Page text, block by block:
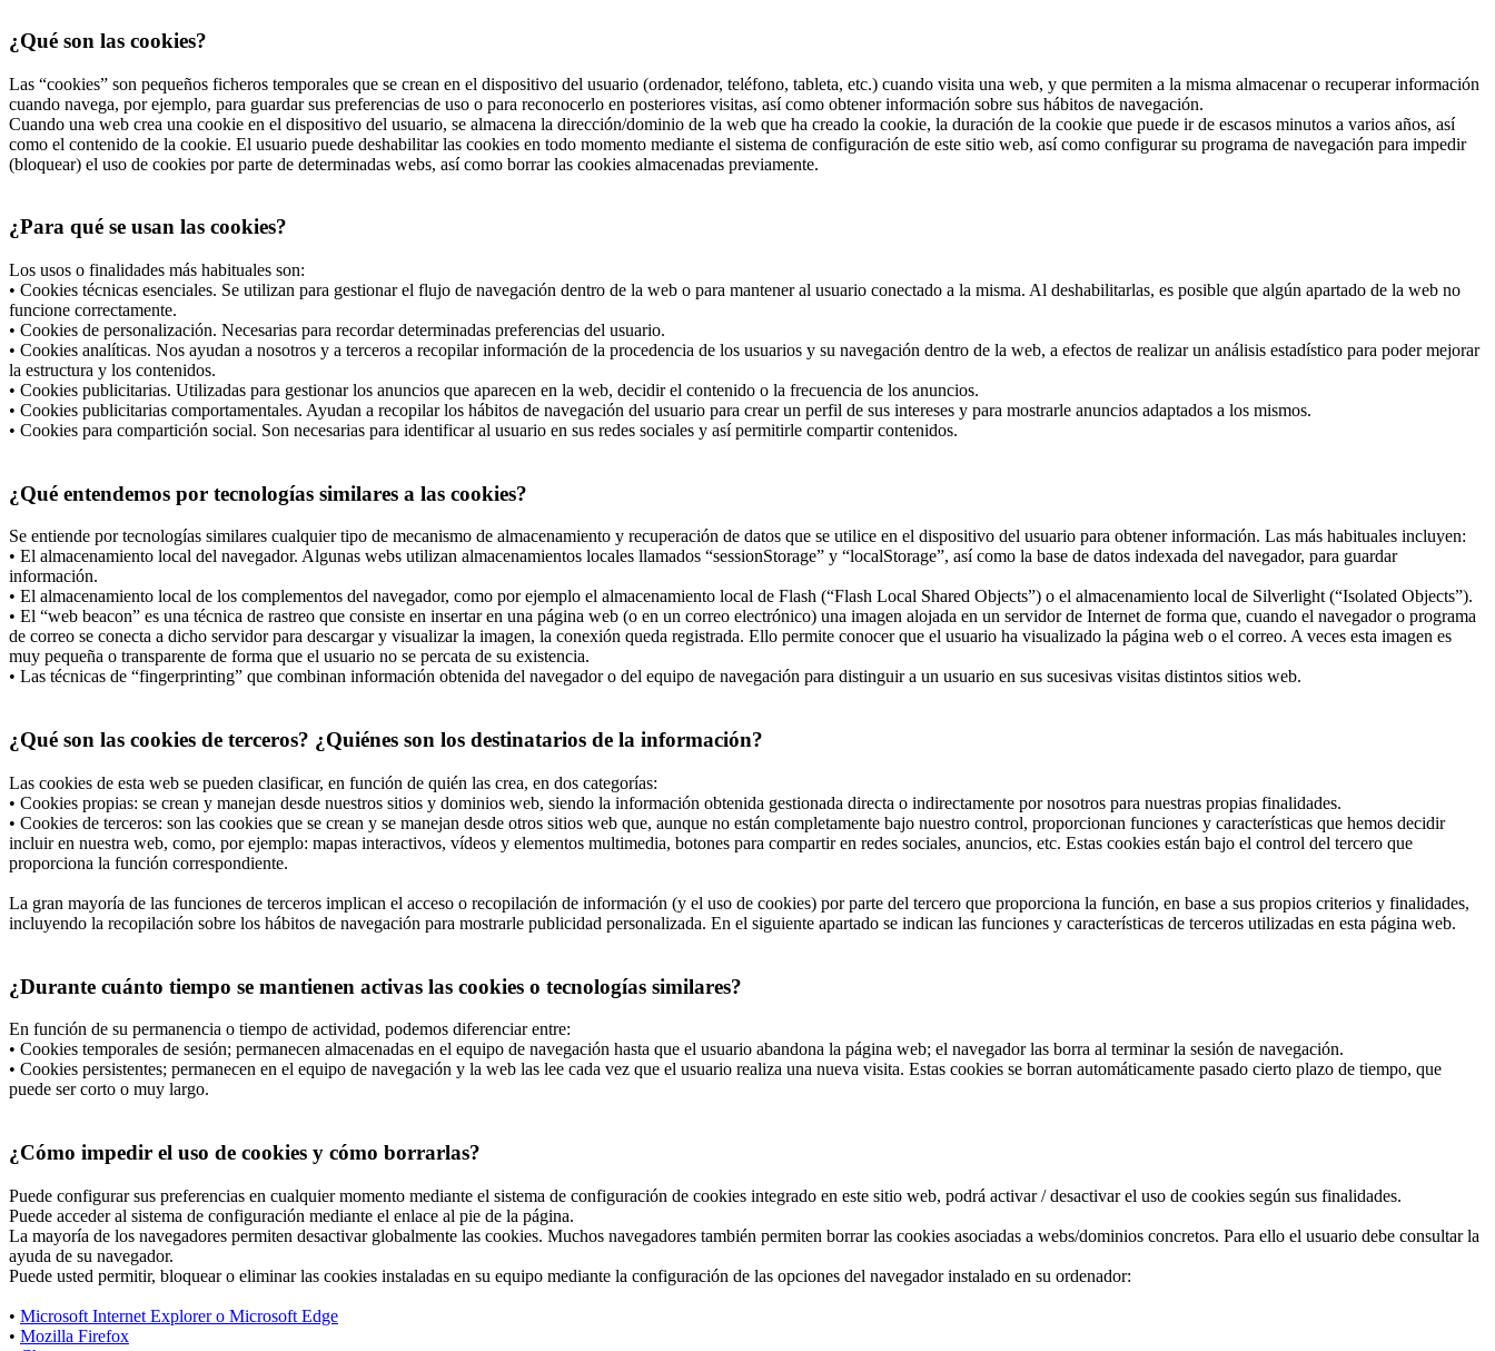
¿Qué son las cookies?
Las “cookies” son pequeños ficheros temporales que se crean en el dispositivo del usuario (ordenador, teléfono, tableta, etc.) cuando visita una web, y que permiten a la misma almacenar o recuperar información
cuando navega, por ejemplo, para guardar sus preferencias de uso o para reconocerlo en posteriores visitas, así como obtener información sobre sus hábitos de navegación.
Cuando una web crea una cookie en el dispositivo del usuario, se almacena la dirección/dominio de la web que ha creado la cookie, la duración de la cookie que puede ir de escasos minutos a varios años, así
como el contenido de la cookie. El usuario puede deshabilitar las cookies en todo momento mediante el sistema de configuración de este sitio web, así como configurar su programa de navegación para impedir
(bloquear) el uso de cookies por parte de determinadas webs, así como borrar las cookies almacenadas previamente.
¿Para qué se usan las cookies?
Los usos o finalidades más habituales son:
• Cookies técnicas esenciales. Se utilizan para gestionar el flujo de navegación dentro de la web o para mantener al usuario conectado a la misma. Al deshabilitarlas, es posible que algún apartado de la web no
funcione correctamente.
• Cookies de personalización. Necesarias para recordar determinadas preferencias del usuario.
• Cookies analíticas. Nos ayudan a nosotros y a terceros a recopilar información de la procedencia de los usuarios y su navegación dentro de la web, a efectos de realizar un análisis estadístico para poder mejorar
la estructura y los contenidos.
• Cookies publicitarias. Utilizadas para gestionar los anuncios que aparecen en la web, decidir el contenido o la frecuencia de los anuncios.
• Cookies publicitarias comportamentales. Ayudan a recopilar los hábitos de navegación del usuario para crear un perfil de sus intereses y para mostrarle anuncios adaptados a los mismos.
• Cookies para compartición social. Son necesarias para identificar al usuario en sus redes sociales y así permitirle compartir contenidos.
¿Qué entendemos por tecnologías similares a las cookies?
Se entiende por tecnologías similares cualquier tipo de mecanismo de almacenamiento y recuperación de datos que se utilice en el dispositivo del usuario para obtener información. Las más habituales incluyen:
• El almacenamiento local del navegador. Algunas webs utilizan almacenamientos locales llamados “sessionStorage” y “localStorage”, así como la base de datos indexada del navegador, para guardar
información.
• El almacenamiento local de los complementos del navegador, como por ejemplo el almacenamiento local de Flash (“Flash Local Shared Objects”) o el almacenamiento local de Silverlight (“Isolated Objects”).
• El “web beacon” es una técnica de rastreo que consiste en insertar en una página web (o en un correo electrónico) una imagen alojada en un servidor de Internet de forma que, cuando el navegador o programa
de correo se conecta a dicho servidor para descargar y visualizar la imagen, la conexión queda registrada. Ello permite conocer que el usuario ha visualizado la página web o el correo. A veces esta imagen es
muy pequeña o transparente de forma que el usuario no se percata de su existencia.
• Las técnicas de “fingerprinting” que combinan información obtenida del navegador o del equipo de navegación para distinguir a un usuario en sus sucesivas visitas distintos sitios web.
¿Qué son las cookies de terceros? ¿Quiénes son los destinatarios de la información?
Las cookies de esta web se pueden clasificar, en función de quién las crea, en dos categorías:
• Cookies propias: se crean y manejan desde nuestros sitios y dominios web, siendo la información obtenida gestionada directa o indirectamente por nosotros para nuestras propias finalidades.
• Cookies de terceros: son las cookies que se crean y se manejan desde otros sitios web que, aunque no están completamente bajo nuestro control, proporcionan funciones y características que hemos decidir
incluir en nuestra web, como, por ejemplo: mapas interactivos, vídeos y elementos multimedia, botones para compartir en redes sociales, anuncios, etc. Estas cookies están bajo el control del tercero que
proporciona la función correspondiente.
La gran mayoría de las funciones de terceros implican el acceso o recopilación de información (y el uso de cookies) por parte del tercero que proporciona la función, en base a sus propios criterios y finalidades,
incluyendo la recopilación sobre los hábitos de navegación para mostrarle publicidad personalizada. En el siguiente apartado se indican las funciones y características de terceros utilizadas en esta página web.
¿Durante cuánto tiempo se mantienen activas las cookies o tecnologías similares?
En función de su permanencia o tiempo de actividad, podemos diferenciar entre:
• Cookies temporales de sesión; permanecen almacenadas en el equipo de navegación hasta que el usuario abandona la página web; el navegador las borra al terminar la sesión de navegación.
• Cookies persistentes; permanecen en el equipo de navegación y la web las lee cada vez que el usuario realiza una nueva visita. Estas cookies se borran automáticamente pasado cierto plazo de tiempo, que
puede ser corto o muy largo.
¿Cómo impedir el uso de cookies y cómo borrarlas?
Puede configurar sus preferencias en cualquier momento mediante el sistema de configuración de cookies integrado en este sitio web, podrá activar / desactivar el uso de cookies según sus finalidades.
Puede acceder al sistema de configuración mediante el enlace al pie de la página.
La mayoría de los navegadores permiten desactivar globalmente las cookies. Muchos navegadores también permiten borrar las cookies asociadas a webs/dominios concretos. Para ello el usuario debe consultar la
ayuda de su navegador.
Puede usted permitir, bloquear o eliminar las cookies instaladas en su equipo mediante la configuración de las opciones del navegador instalado en su ordenador:
• Microsoft Internet Explorer o Microsoft Edge
• Mozilla Firefox